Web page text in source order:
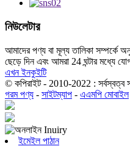
নিউলেটার
আমাদের পণ্য বা মূল্য তালিকা সম্পর্কে
ছেড়ে দিন এবং আমরা 24 ঘন্টার মধ্যে
এখন ইনকুইটি
© কপিরাইট - 2010-2022 : সর্বস্বত্ব
গরম পণ্য - সাইটম্যাপ - এএমপি মোবাইল
ইমেইল পাঠান